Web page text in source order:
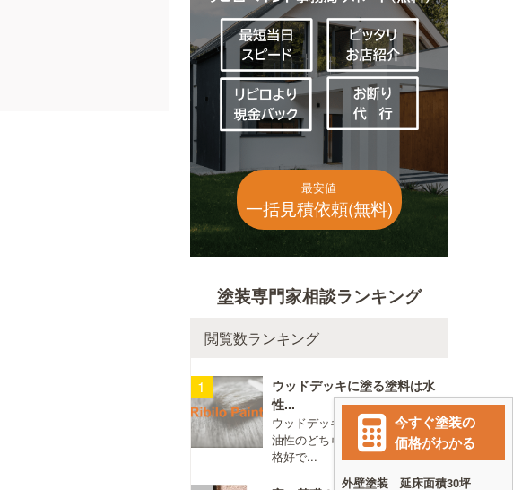
最安値
一括見積依頼(無料)
塗装専門家相談ランキング
閲覧数ランキング
ウッドデッキに塗る塗料は水
性...
ウッドデッキに塗る塗料は水性、
油性のどちらがいいですか？ 不
格好で...